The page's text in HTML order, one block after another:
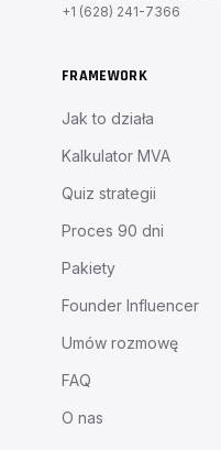
+1 (628) 241-7366
FRAMEWORK
Jak to działa
Kalkulator MVA
Quiz strategii
Proces 90 dni
Pakiety
Founder Influencer
Umów rozmowę
FAQ
O nas